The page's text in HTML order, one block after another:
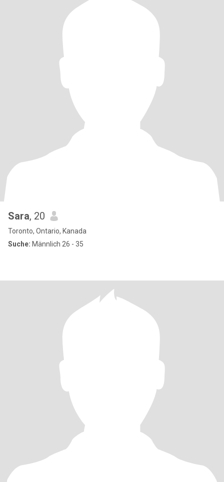
Sara, 20
Toronto, Ontario, Kanada
Suche: Männlich 26 - 35